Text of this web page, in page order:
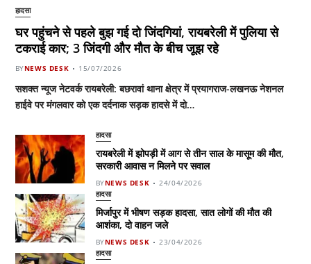
हादसा
घर पहुंचने से पहले बुझ गई दो जिंदगियां, रायबरेली में पुलिया से
टकराई कार; 3 जिंदगी और मौत के बीच जूझ रहे
BYNEWS DESK 15/07/2026
सशक्त न्यूज नेटवर्क रायबरेली: बछरावां थाना क्षेत्र में प्रयागराज-लखनऊ नेशनल
हाईवे पर मंगलवार को एक दर्दनाक सड़क हादसे में दो…
हादसा
रायबरेली में झोपड़ी में आग से तीन साल के मासूम की मौत,
सरकारी आवास न मिलने पर सवाल
BYNEWS DESK 24/04/2026
हादसा
मिर्जापुर में भीषण सड़क हादसा, सात लोगों की मौत की
आशंका, दो वाहन जले
BYNEWS DESK 23/04/2026
हादसा